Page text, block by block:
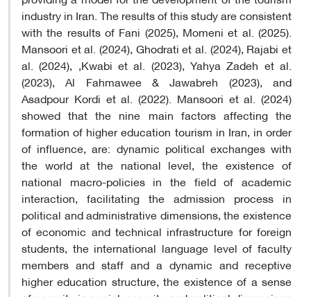
industry in Iran. The results of this study are consistent
with the results of Fani (2025), Momeni et al. (2025).
Mansoori et al. (2024), Ghodrati et al. (2024), Rajabi et
al. (2024), ,Kwabi et al. (2023), Yahya Zadeh et al.
(2023), Al Fahmawee & Jawabreh (2023), and
Asadpour Kordi et al. (2022). Mansoori et al. (2024)
showed that the nine main factors affecting the
formation of higher education tourism in Iran, in order
of influence, are: dynamic political exchanges with
the world at the national level, the existence of
national macro-policies in the field of academic
interaction, facilitating the admission process in
political and administrative dimensions, the existence
of economic and technical infrastructure for foreign
students, the international language level of faculty
members and staff and a dynamic and receptive
higher education structure, the existence of a sense